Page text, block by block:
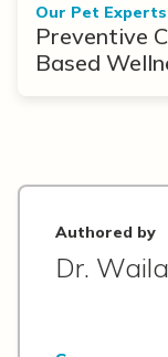
Our Pet Experts
Preventive
Based
Authored by
Dr.